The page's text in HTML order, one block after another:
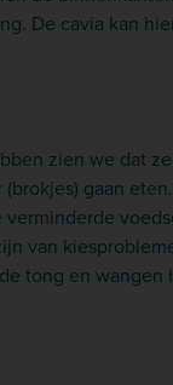
De cavia kan
zien we dat
gaan
van
tong en